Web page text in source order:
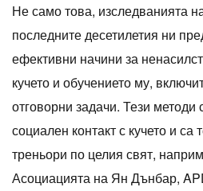
Не само това, изследванията
последните десетилетия ни
ефективни начини за
кучето и обучението му,
отговорни задачи. Тези методи
социален контакт с кучето и са
треньори по целия свят,
Асоциацията на Ян Дънбар,